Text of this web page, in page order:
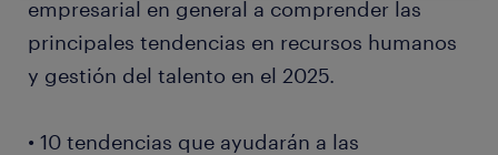
empresarial en general a comprender las
principales tendencias en recursos humanos
y gestión del talento en el 2025.
• 10 tendencias que ayudarán a las